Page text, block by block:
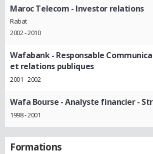
Maroc Telecom - Investor relations
Rabat
2002 - 2010
Wafabank- Responsable
et relations publiques
2001 - 2002
Wafa Bourse - Analyste financier -
1998 - 2001
Formations